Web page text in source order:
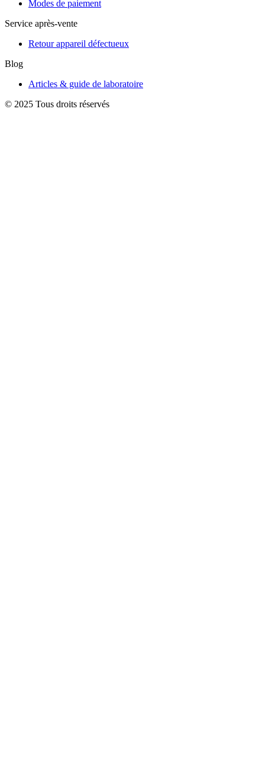
Modes de paiement
Service après-vente
Retour appareil défectueux
Blog
Articles & guide de laboratoire
© 2025 Tous droits réservés